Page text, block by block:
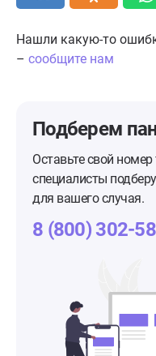
Нашли какую-то
– сообщите нам
Подберем
Оставьте свой
специалисты
для вашего случая.
8 (800) 302-